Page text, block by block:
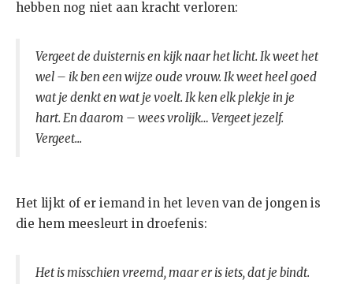
hebben nog niet aan kracht verloren:
Vergeet de duisternis en kijk naar het licht. Ik weet het
wel – ik ben een wijze oude vrouw. Ik weet heel goed
wat je denkt en wat je voelt. Ik ken elk plekje in je
hart. En daarom – wees vrolijk… Vergeet jezelf.
Vergeet...
Het lijkt of er iemand in het leven van de jongen is
die hem meesleurt in droefenis:
Het is misschien vreemd, maar er is iets, dat je bindt.